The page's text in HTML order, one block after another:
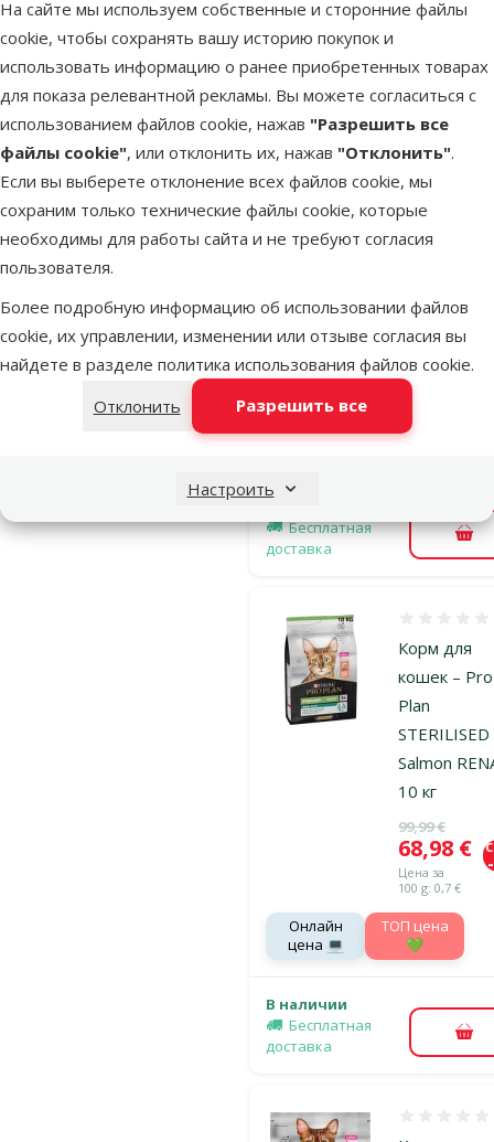
На сайте мы используем собственные и сторонние файлы
cookie, чтобы сохранять вашу историю покупок и
использовать информацию о ранее приобретенных товарах
для показа релевантной рекламы. Вы можете согласиться с
использованием файлов cookie, нажав "Разрешить все
файлы cookie", или отклонить их, нажав "Отклонить".
Если вы выберете отклонение всех файлов cookie, мы
сохраним только технические файлы cookie, которые
необходимы для работы сайта и не требуют согласия
пользователя.
Более подробную информацию об использовании файлов
cookie, их управлении, изменении или отзыве согласия вы
найдете в разделе политика использования файлов cookie.
Отклонить
Разрешить все
Настроить
В наличии
Бесплатная
доставка
В
Корм для
кошек – Pro
Plan
Оценка 0%
Цена
68,98 €
Цена за
100 g: 0,7 €
цена 💻
TOП цена
Бесплатная
доставка
В
Корм для
кошек – Pro
Plan
Salmon
10 кг
Исходная
99,99 €
Цена
68,98 €
Цена за
100 g: 0,7 €
Онлайн
цена 💻
TOП цена
💚
В наличии
Бесплатная
доставка
В